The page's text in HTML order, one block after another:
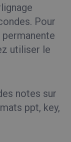
Pour
utiliser le
notes sur
ppt, key,